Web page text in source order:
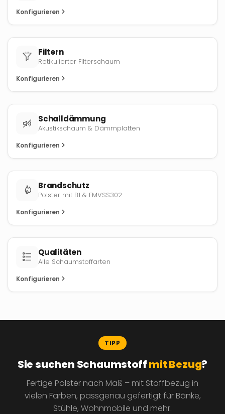
Konfigurieren
Filtern
Retikulierter Filterschaum
Konfigurieren
Schalldämmung
Akustikschaum & Dämmplatten
Konfigurieren
Brandschutz
Polster mit B1 & FMVSS302
Konfigurieren
Qualitäten
Alle Schaumstoffarten
Konfigurieren
TIPP
Sie suchen Schaumstoffmit Bezug?
Fertige Polster nach Maß – mit Stoffbezug in
vielen Farben, passgenau gefertigt für Bänke,
Stühle, Wohnmobile und mehr.